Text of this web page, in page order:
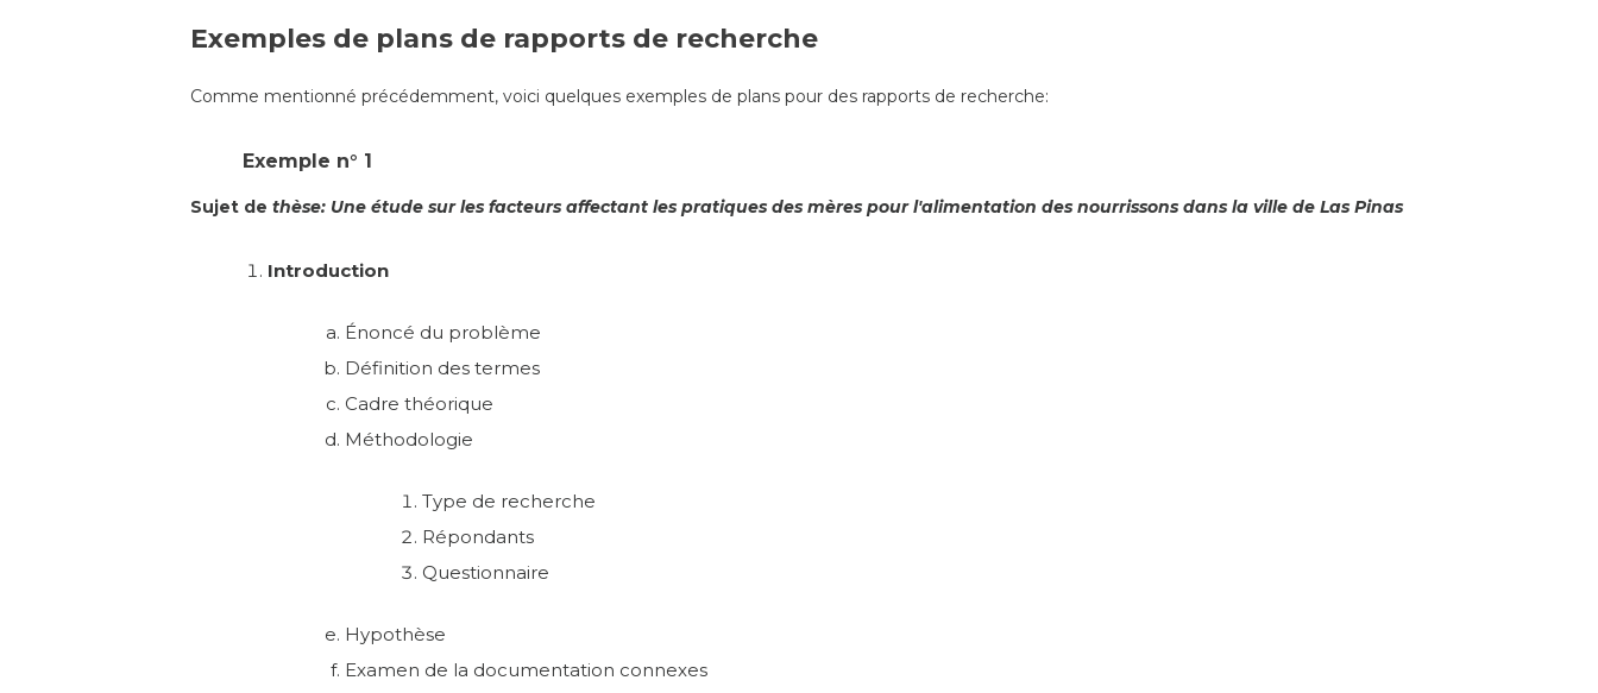
Exemples de plans de rapports de recherche
Comme mentionné précédemment, voici quelques exemples de plans pour des rapports de recherche:
Exemple n° 1
Sujet de thèse: Une étude sur les facteurs affectant les pratiques des mères pour l'alimentation des nourrissons dans la ville de Las Pinas
Introduction
Énoncé du problème
Définition des termes
Cadre théorique
Méthodologie
Type de recherche
Répondants
Questionnaire
Hypothèse
Examen de la documentation connexes